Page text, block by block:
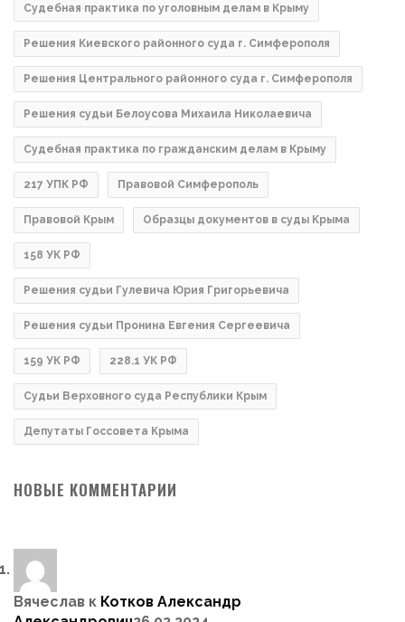
Судебная практика по уголовным делам в Крыму
Решения Киевского районного суда г. Симферополя
Решения Центрального районного суда г. Симферополя
Решения судьи Белоусова Михаила Николаевича
Судебная практика по гражданским делам в Крыму
217 УПК РФ Правовой Симферополь
Правовой Крым Образцы документов в суды Крыма
158 УК РФ
Решения судьи Гулевича Юрия Григорьевича
Решения судьи Пронина Евгения Сергеевича
159 УК РФ 228.1 УК РФ
Судьи Верховного суда Республики Крым
Депутаты Госсовета Крыма
НОВЫЕ КОММЕНТАРИИ
Вячеслав к Котков Александр